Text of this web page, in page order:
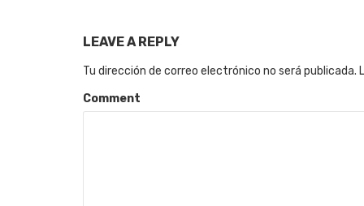
LEAVE A REPLY
Tu dirección de correo electrónico no será publicada.
Comment